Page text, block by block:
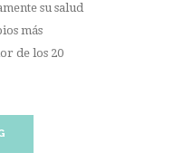
su salud
más
de los 20